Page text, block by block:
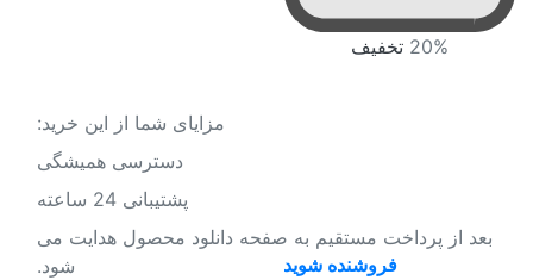
فروشنده شوید
20% تخفیف
مزایای شما از این خرید:
دسترسی همیشگی
پشتیبانی 24 ساعته
بعد از پرداخت مستقیم به صفحه دانلود محصول هدایت می
شود.